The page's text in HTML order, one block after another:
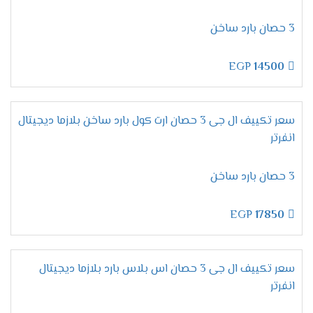
أو الحرارة الشديدة.
تصميم قوي:
مميزات تكييف إل جي أرتيكول
2025 – التبريد الذكي بأقصى
خاصية التبريد / التدفئة – راحة تامة
في كل الفصول
بكل تأكيد،لا شيء يضاهيالراحة المطلقةخلال الصيف
الحار والشتاء البارد.
يأتي تكييف إل جي أرتيكول
مزودًا بخاصية
3 حصان بارد ساخن
14500
سعر تكييف ال جى 3 حصان ارت كول بارد ساخن بلازما ديجيتال
انفرتر
3 حصان بارد ساخن
17850
سعر تكييف ال جى 3 حصان اس بلاس بارد بلازما ديجيتال
انفرتر